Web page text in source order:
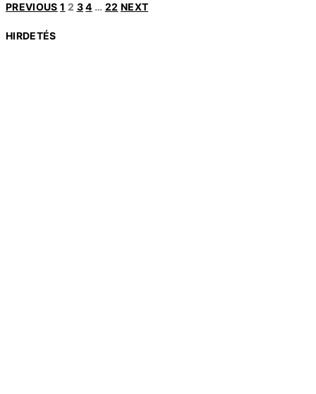
Bejegyzések
lapozása
PREVIOUS 1 2 34 … 22 NEXT
HIRDETÉS